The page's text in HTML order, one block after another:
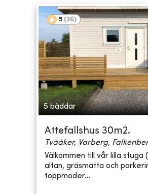
5 (26)
5 bäddar
Attefallshus 30m2.
Tvååker, Varberg,
Välkommen till vår lilla stuga
altan, gräsmatta och
toppmoder...